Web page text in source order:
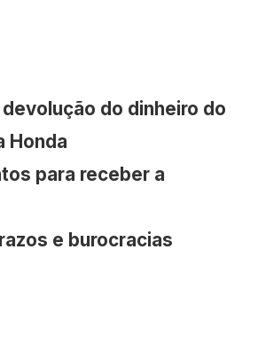
devolução do dinheiro do
Honda
para receber a
e burocracias